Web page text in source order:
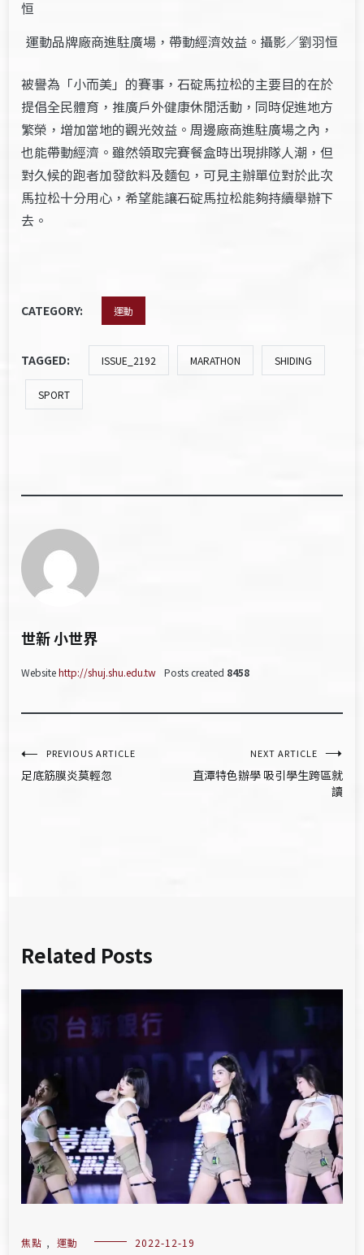
運動品牌廠商進駐廣場，帶動經濟效益。攝影／劉羽恒
被譽為「小而美」的賽事，石碇馬拉松的主要目的在於
提倡全民體育，推廣戶外健康休閒活動，同時促進地方
繁榮，增加當地的觀光效益。周邊廠商進駐廣場之內，
也能帶動經濟。雖然領取完賽餐盒時出現排隊人潮，但
對久候的跑者加發飲料及麵包，可見主辦單位對於此次
馬拉松十分用心，希望能讓石碇馬拉松能夠持續舉辦下
去。
CATEGORY: 運動
TAGGED: ISSUE_2192 MARATHON SHIDING
SPORT
世新 小世界
Websitehttp://shuj.shu.edu.tw Posts created 8458
文
章
PREVIOUS ARTICLE
足底筋膜炎莫輕忽
NEXT ARTICLE
直潭特色辦學 吸引學生跨區就
讀
Related Posts
焦點 , 運動 2022-12-19